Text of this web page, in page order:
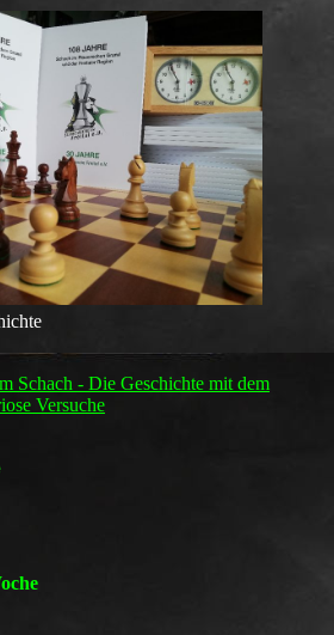
Schach - Die Geschichte mit dem
Versuche